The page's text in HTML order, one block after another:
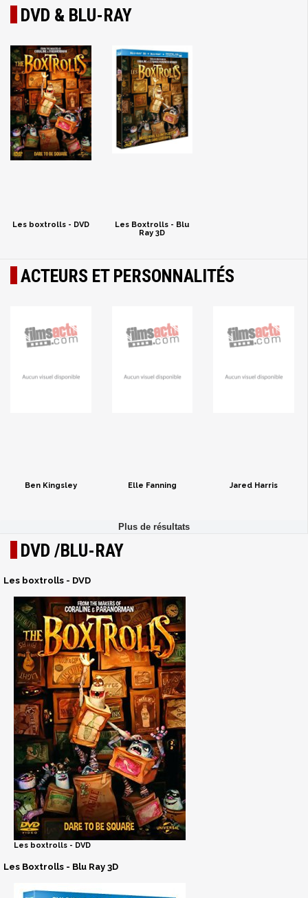
DVD & BLU-RAY
Les boxtrolls - DVD
Les Boxtrolls - Blu
Ray 3D
ACTEURS ET PERSONNALITÉS
Ben Kingsley Elle Fanning Jared Harris
DVD /BLU-RAY
Les boxtrolls - DVD
Les boxtrolls - DVD
Les Boxtrolls - Blu Ray 3D